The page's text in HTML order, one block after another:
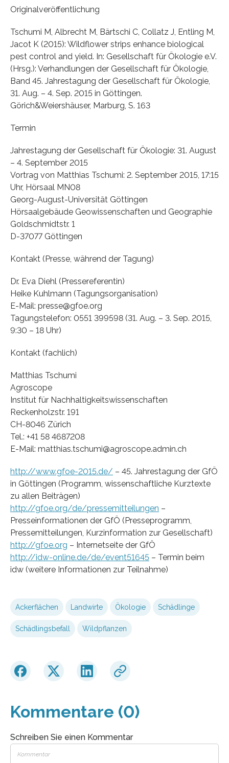
Originalveröffentlichung
Tschumi M, Albrecht M, Bärtschi C, Collatz J, Entling M,
Jacot K (2015): Wildflower strips enhance biological
pest control and yield. In: Gesellschaft für Ökologie e.V.
(Hrsg.): Verhandlungen der Gesellschaft für Ökologie,
Band 45. Jahrestagung der Gesellschaft für Ökologie,
31. Aug. – 4. Sep. 2015 in Göttingen.
Görich&Weiershäuser, Marburg, S. 163
Termin
Jahrestagung der Gesellschaft für Ökologie: 31. August
– 4. September 2015
Vortrag von Matthias Tschumi: 2. September 2015, 17:15
Uhr, Hörsaal MN08
Georg-August-Universität Göttingen
Hörsaalgebäude Geowissenschaften und Geographie
Goldschmidtstr. 1
D-37077 Göttingen
Kontakt (Presse, während der Tagung)
Dr. Eva Diehl (Pressereferentin)
Heike Kuhlmann (Tagungsorganisation)
E-Mail: presse@gfoe.org
Tagungstelefon: 0551 399598 (31. Aug. – 3. Sep. 2015,
9:30 – 18 Uhr)
Kontakt (fachlich)
Matthias Tschumi
Agroscope
Institut für Nachhaltigkeitswissenschaften
Reckenholzstr. 191
CH-8046 Zürich
Tel.: +41 58 4687208
E-Mail: matthias.tschumi@agroscope.admin.ch
http://www.gfoe-2015.de/ – 45. Jahrestagung der GfÖ
in Göttingen (Programm, wissenschaftliche Kurztexte
zu allen Beiträgen)
http://gfoe.org/de/pressemitteilungen –
Presseinformationen der GfÖ (Presseprogramm,
Pressemitteilungen, Kurzinformation zur Gesellschaft)
http://gfoe.org – Internetseite der GfÖ
http://idw-online.de/de/event51645 – Termin beim
idw (weitere Informationen zur Teilnahme)
Ackerflächen Landwirte Ökologie Schädlinge
Schädlingsbefall Wildpflanzen
Kommentare (0)
Schreiben Sie einen Kommentar